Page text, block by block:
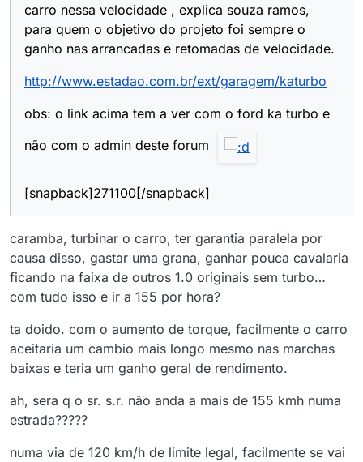
carro nessa velocidade , explica souza ramos,
para quem o objetivo do projeto foi sempre o
ganho nas arrancadas e retomadas de velocidade.
http://www.estadao.com.br/ext/garagem/katurbo
obs: o link acima tem a ver com o ford ka turbo e
não com o admin deste forum
[snapback]271100[/snapback]
caramba, turbinar o carro, ter garantia paralela por
causa disso, gastar uma grana, ganhar pouca cavalaria
ficando na faixa de outros 1.0 originais sem turbo…
com tudo isso e ir a 155 por hora?
ta doido. com o aumento de torque, facilmente o carro
aceitaria um cambio mais longo mesmo nas marchas
baixas e teria um ganho geral de rendimento.
ah, sera q o sr. s.r. não anda a mais de 155 kmh numa
estrada?????
numa via de 120 km/h de limite legal, facilmente se vai